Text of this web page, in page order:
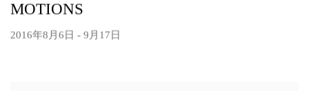
MOTIONS
2016年8月6日 - 9月17日